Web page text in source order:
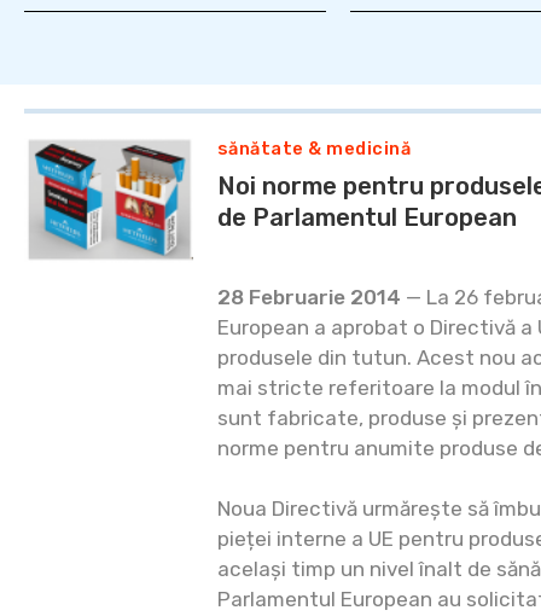
sănătate & medicină
Noi norme pentru
de Parlamentul European
28 Februarie 2014 — La 26
European a aprobat o Directivă a
produsele din tutun. Acest nou
mai stricte referitoare la modul
sunt fabricate, produse și
norme pentru anumite produse
Noua Directivă urmărește să
pieței interne a UE pentru
același timp un nivel înalt de
Parlamentul European au